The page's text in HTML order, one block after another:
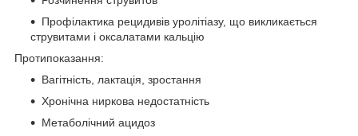
Профілактика рецидивів уролітіазу, що викликається
струвитами і оксалатами кальцію
Протипоказання:
Вагітність, лактація, зростання
Хронічна ниркова недостатність
Метаболічний ацидоз